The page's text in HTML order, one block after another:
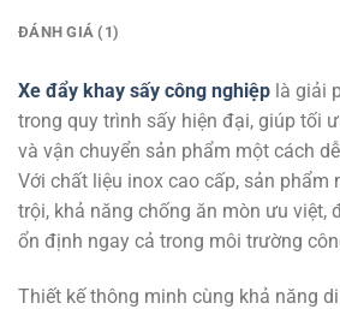
ĐÁNH GIÁ (1)
Xe đẩy khay sấy công nghiệp là giải
trong quy trình sấy hiện đại, giúp tối
và vận chuyển sản phẩm một cách
Với chất liệu inox cao cấp, sản phẩm
trội, khả năng chống ăn mòn ưu việt,
ổn định ngay cả trong môi trường
Thiết kế thông minh cùng khả năng